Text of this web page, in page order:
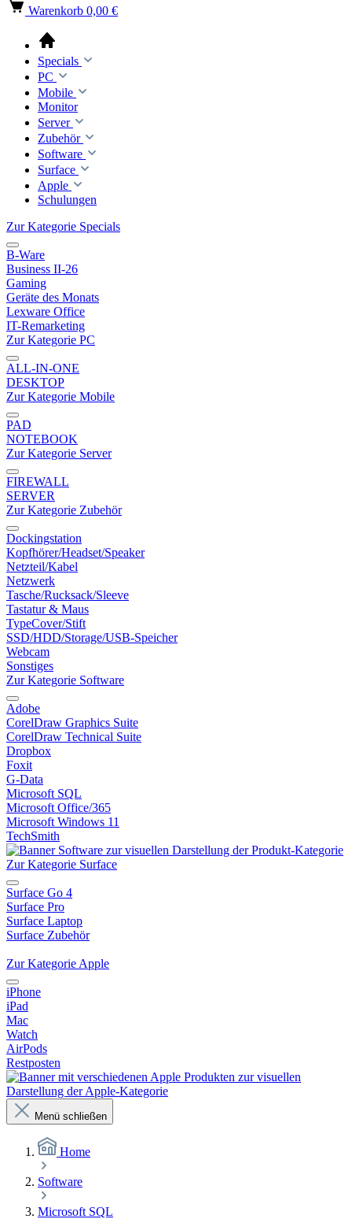
Warenkorb 0,00 €
Specials
PC
Mobile
Monitor
Server
Zubehör
Software
Surface
Apple
Schulungen
Zur Kategorie Specials
B-Ware
Business II-26
Gaming
Geräte des Monats
Lexware Office
IT-Remarketing
Zur Kategorie PC
ALL-IN-ONE
DESKTOP
Zur Kategorie Mobile
PAD
NOTEBOOK
Zur Kategorie Server
FIREWALL
SERVER
Zur Kategorie Zubehör
Dockingstation
Kopfhörer/Headset/Speaker
Netzteil/Kabel
Netzwerk
Tasche/Rucksack/Sleeve
Tastatur & Maus
TypeCover/Stift
SSD/HDD/Storage/USB-Speicher
Webcam
Sonstiges
Zur Kategorie Software
Adobe
CorelDraw Graphics Suite
CorelDraw Technical Suite
Dropbox
Foxit
G-Data
Microsoft SQL
Microsoft Office/365
Microsoft Windows 11
TechSmith
Zur Kategorie Surface
Surface Go 4
Surface Pro
Surface Laptop
Surface Zubehör
Zur Kategorie Apple
iPhone
iPad
Mac
Watch
AirPods
Restposten
Menü schließen
Home
Software
Microsoft SQL